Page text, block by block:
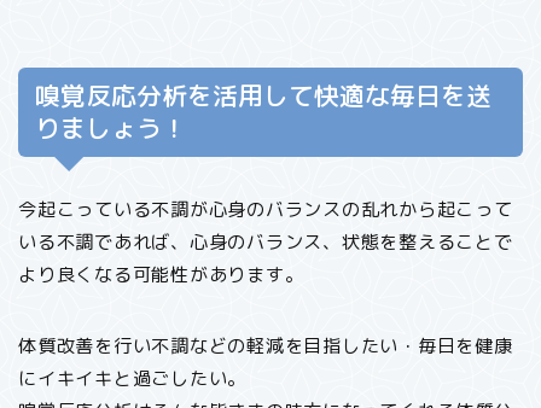
嗅覚反応分析を活用して快適な毎日を送
りましょう！
今起こっている不調が心身のバランスの乱れから起こって
いる不調であれば、心身のバランス、状態を整えることで
より良くなる可能性があります。
体質改善を行い不調などの軽減を目指したい・毎日を健康
にイキイキと過ごしたい。